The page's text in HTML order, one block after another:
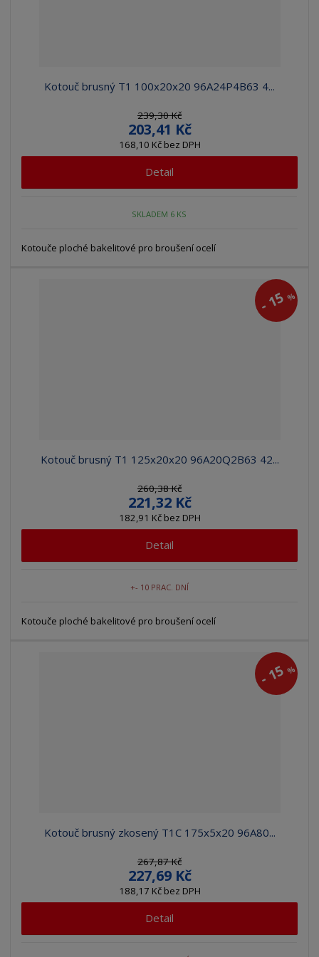
Kotouč brusný T1 100x20x20 96A24P4B63 4...
239,30 Kč
203,41 Kč
168,10 Kč bez DPH
Detail
SKLADEM 6 KS
Kotouče ploché bakelitové pro broušení ocelí
-15%
Kotouč brusný T1 125x20x20 96A20Q2B63 42...
260,38 Kč
221,32 Kč
182,91 Kč bez DPH
Detail
+- 10 PRAC. DNÍ
Kotouče ploché bakelitové pro broušení ocelí
-15%
Kotouč brusný zkosený T1C 175x5x20 96A80...
267,87 Kč
227,69 Kč
188,17 Kč bez DPH
Detail